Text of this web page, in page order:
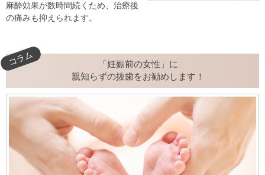
麻酔効果が数時間続くため、治療後
の痛みも抑えられます。
コラム
「妊娠前の女性」に
親知らずの抜歯をお勧めします！